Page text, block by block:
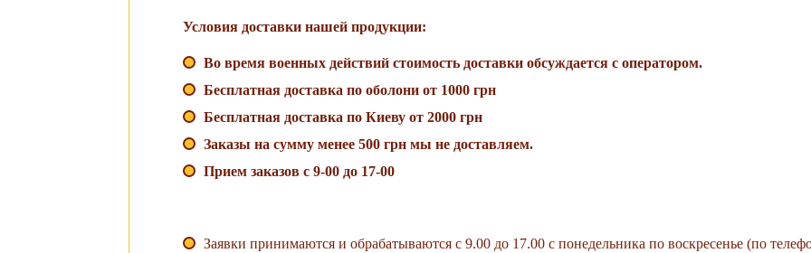
Условия доставки нашей продукции:
Во время военных действий стоимость доставки обсуждается с оператором.
Бесплатная доставка по оболони от 1000 грн
Бесплатная доставка по Киеву от 2000 грн
Заказы на сумму менее 500 грн мы не доставляем.
Прием заказов с 9-00 до 17-00
Заявки принимаются и обрабатываются с 9.00 до 17.00 с понедельника по воскресенье (по